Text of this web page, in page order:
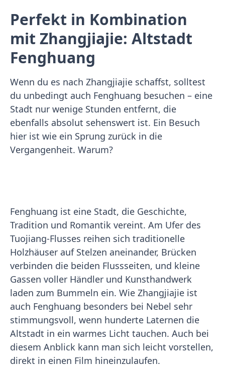
Perfekt in Kombination
mit Zhangjiajie: Altstadt
Fenghuang
Wenn du es nach Zhangjiajie schaffst, solltest
du unbedingt auch Fenghuang besuchen – eine
Stadt nur wenige Stunden entfernt, die
ebenfalls absolut sehenswert ist. Ein Besuch
hier ist wie ein Sprung zurück in die
Vergangenheit. Warum?
Fenghuang ist eine Stadt, die Geschichte,
Tradition und Romantik vereint. Am Ufer des
Tuojiang-Flusses reihen sich traditionelle
Holzhäuser auf Stelzen aneinander, Brücken
verbinden die beiden Flussseiten, und kleine
Gassen voller Händler und Kunsthandwerk
laden zum Bummeln ein. Wie Zhangjiajie ist
auch Fenghuang besonders bei Nebel sehr
stimmungsvoll, wenn hunderte Laternen die
Altstadt in ein warmes Licht tauchen. Auch bei
diesem Anblick kann man sich leicht vorstellen,
direkt in einen Film hineinzulaufen.